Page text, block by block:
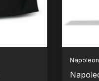
Napoleon